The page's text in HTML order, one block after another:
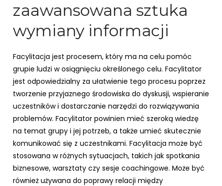
zaawansowana sztuka
wymiany informacji
Facylitacja jest procesem, który ma na celu pomóc
grupie ludzi w osiągnięciu określonego celu. Facylitator
jest odpowiedzialny za ułatwienie tego procesu poprzez
tworzenie przyjaznego środowiska do dyskusji, wspieranie
uczestników i dostarczanie narzędzi do rozwiązywania
problemów. Facylitator powinien mieć szeroką wiedzę
na temat grupy i jej potrzeb, a także umieć skutecznie
komunikować się z uczestnikami. Facylitacja może być
stosowana w różnych sytuacjach, takich jak spotkania
biznesowe, warsztaty czy sesje coachingowe. Może być
również używana do poprawy relacji między